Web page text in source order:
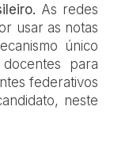
As redes
usar as notas
único
para
federativos
neste